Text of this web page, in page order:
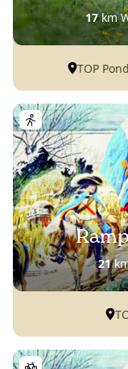
17km
TOP
21